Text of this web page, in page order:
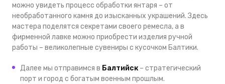
можно увидеть процесс обработки янтаря – от
необработанного камня до изысканных украшений. Здесь
мастера поделятся секретами своего ремесла, а в
фирменной лавке можно приобрести изделия ручной
работы – великолепные сувениры с кусочком Балтики.
Далее мы отправимся в Балтийск – стратегический
порт и город с богатым военным прошлым.